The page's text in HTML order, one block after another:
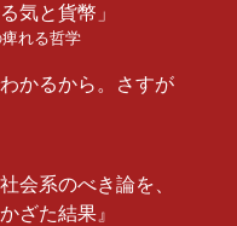
気と貨幣」
れる哲学
かるから。さすが
会系のべき論を、
ざた結果』